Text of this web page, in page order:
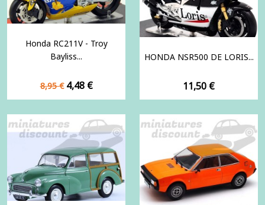
Honda RC211V - Troy
Bayliss...
Prix
de
8,95 € Prix
4,48 €
HONDA NSR500 DE LORIS...
Prix
11,50 €